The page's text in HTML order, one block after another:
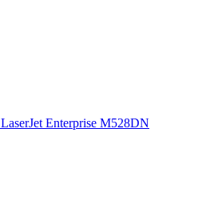
Enterprise M528DN